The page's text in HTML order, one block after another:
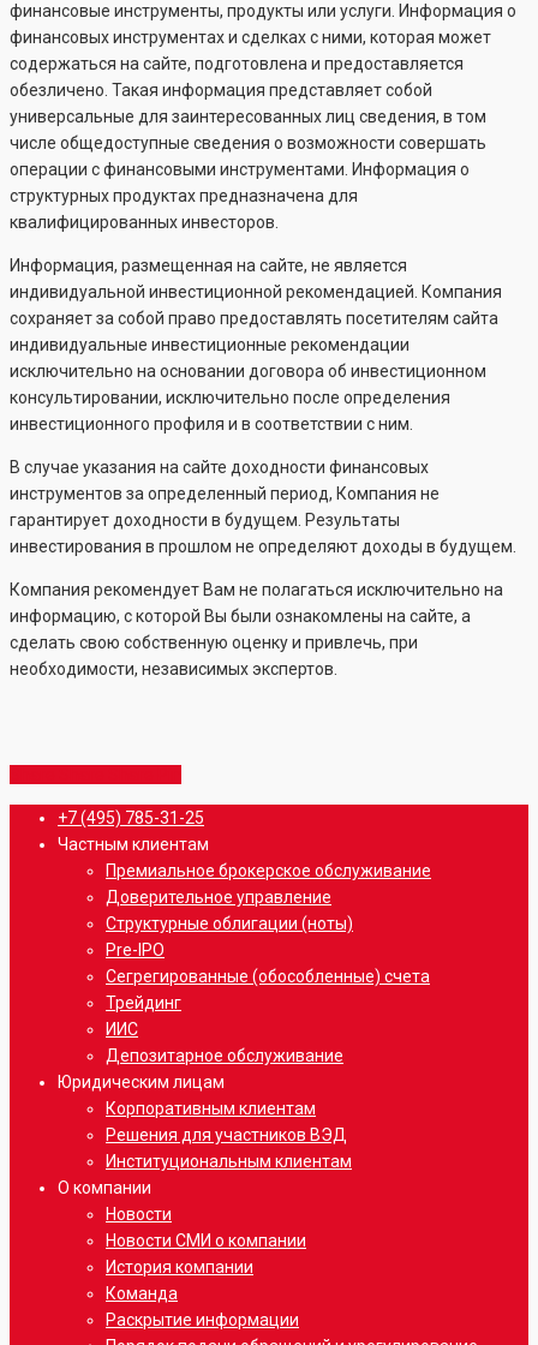
финансовые инструменты, продукты или услуги. Информация о
финансовых инструментах и сделках с ними, которая может
содержаться на сайте, подготовлена и предоставляется
обезличено. Такая информация представляет собой
универсальные для заинтересованных лиц сведения, в том
числе общедоступные сведения о возможности совершать
операции с финансовыми инструментами. Информация о
структурных продуктах предназначена для
квалифицированных инвесторов.
Информация, размещенная на сайте, не является
индивидуальной инвестиционной рекомендацией. Компания
сохраняет за собой право предоставлять посетителям сайта
индивидуальные инвестиционные рекомендации
исключительно на основании договора об инвестиционном
консультировании, исключительно после определения
инвестиционного профиля и в соответствии с ним.
В случае указания на сайте доходности финансовых
инструментов за определенный период, Компания не
гарантирует доходности в будущем. Результаты
инвестирования в прошлом не определяют доходы в будущем.
Компания рекомендует Вам не полагаться исключительно на
информацию, с которой Вы были ознакомлены на сайте, а
сделать свою собственную оценку и привлечь, при
необходимости, независимых экспертов.
Close
Menu
+7 (495) 785-31-25
Частным клиентам
Премиальное брокерское обслуживание
Доверительное управление
Структурные облигации (ноты)
Pre-IPO
Сегрегированные (обособленные) счета
Трейдинг
ИИС
Депозитарное обслуживание
Юридическим лицам
Корпоративным клиентам
Решения для участников ВЭД
Институциональным клиентам
О компании
Новости
Новости СМИ о компании
История компании
Команда
Раскрытие информации